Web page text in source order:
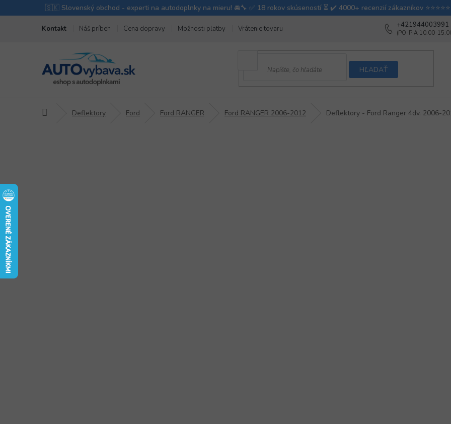
Kontakt Náš príbeh Cena dopravy Možnosti platby Vrátenie tovaru Ako balíme v
+421944003991
HĽADAŤ
DomovDeflektory Ford Ford RANGER Ford RANGER 2006-2012 Deflektory - Ford Ranger 4dv. 2006-